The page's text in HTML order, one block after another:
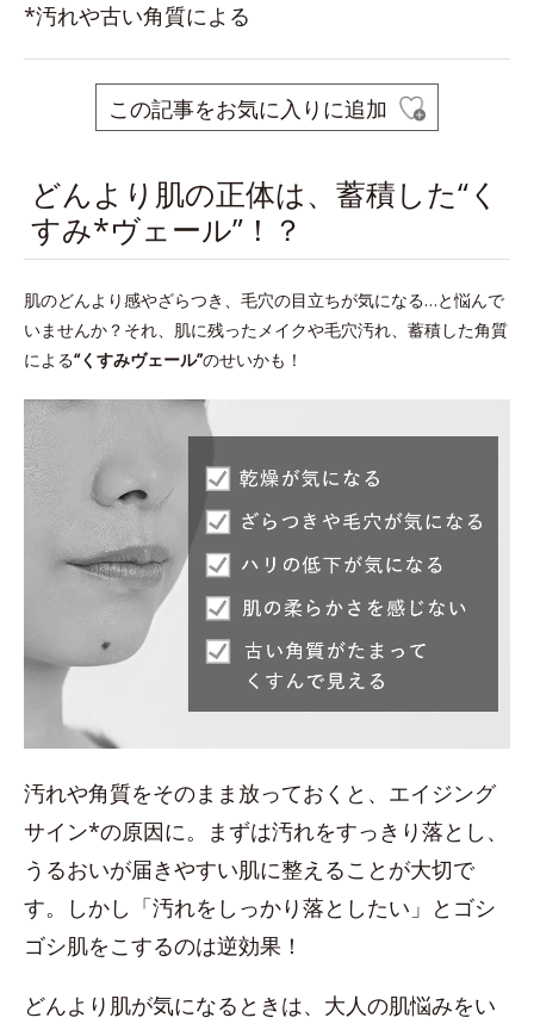
*汚れや古い角質による
この記事をお気に入りに追加
どんより肌の正体は、蓄積した“く
すみ*ヴェール”！？
肌のどんより感やざらつき、毛穴の目立ちが気になる…と悩んで
いませんか？それ、肌に残ったメイクや毛穴汚れ、蓄積した角質
による“くすみヴェール”のせいかも！
汚れや角質をそのまま放っておくと、エイジング
サイン*の原因に。まずは汚れをすっきり落とし、
うるおいが届きやすい肌に整えることが大切で
す。しかし「汚れをしっかり落としたい」とゴシ
ゴシ肌をこするのは逆効果！
どんより肌が気になるときは、大人の肌悩みをい